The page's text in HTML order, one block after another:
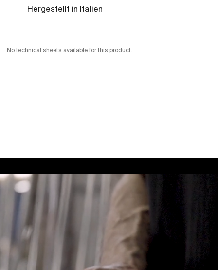
Hergestellt in Italien
No technical sheets available for this product.